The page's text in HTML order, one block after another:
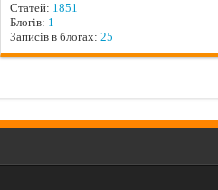
Статей: 1851
Блогів: 1
Записів в блогах: 25